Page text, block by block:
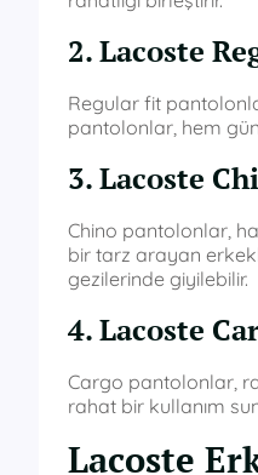
2. Lacoste
Regular fit
pantolonlar, hem
3. Lacoste
Chino pantolonlar,
bir tarz arayan
gezilerinde giyilebilir.
4. Lacoste
Cargo pantolonlar,
rahat bir kullanım
Lacoste